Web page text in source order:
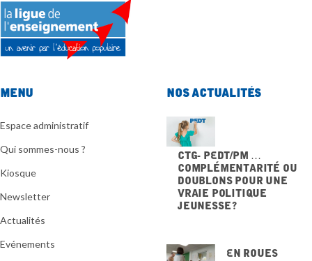
Menu
Espace administratif
Qui sommes-nous ?
Kiosque
Newsletter
Actualités
Evénements
Nos actualités
CTG- PEdT/PM …
Complémentarité ou
doublons pour une
vraie politique
jeunesse ?
En Roues